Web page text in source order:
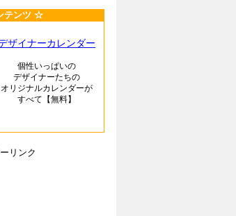
テンツ ☆
ザイナーカレンダー
個性いっぱいの
デザイナーたちの
オリジナルカレンダーが
すべて【無料】
リンク